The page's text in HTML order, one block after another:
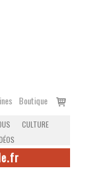
Boutique
Voir
CULTURE